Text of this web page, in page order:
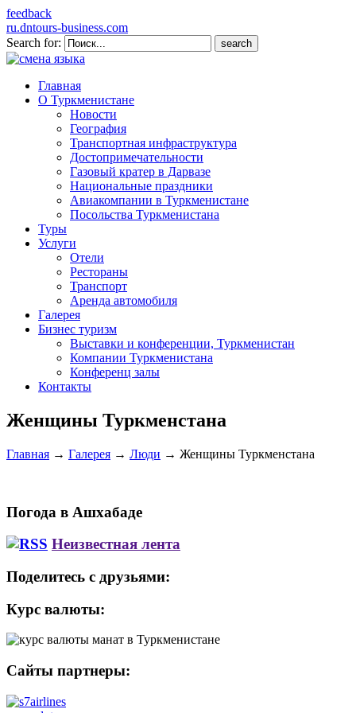
feedback
ru.dntours-business.com
Search for:
Главная
О Туркменистане
Новости
География
Транспортная инфраструктура
Достопримечательности
Газовый кратер в Дарвазе
Национальные праздники
Авиакомпании в Туркменистане
Посольства Туркменистана
Туры
Услуги
Отели
Рестораны
Транспорт
Аренда автомобиля
Галерея
Бизнес туризм
Выставки и конференции, Туркменистан
Компании Туркменистана
Конференц залы
Контакты
Женщины Туркменстана
Главная → Галерея → Люди → Женщины Туркменстана
Погода в Ашхабаде
Неизвестная лента
Поделитесь с друзьями:
Курс валюты:
Сайты партнеры: